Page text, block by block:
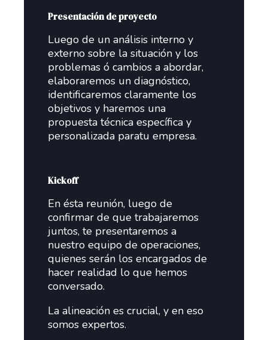
Presentación de proyecto
Luego de un análisis interno y
externo sobre la situación y los
problemas ó cambios a abordar,
elaboraremos un diagnóstico,
identificaremos claramente los
objetivos y haremos una
propuesta técnica específica y
personalizada paratu empresa.
Kickoff
En ésta reunión, luego de
confirmar de que trabajaremos
juntos, te presentaremos a
nuestro equipo de operaciones,
quienes serán los encargados de
hacer realidad lo que hemos
conversado.
La alineación es crucial, y en eso
somos expertos.